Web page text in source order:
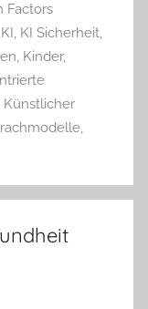
Factors
KI, KI Sicherheit,
, Kinder,
,